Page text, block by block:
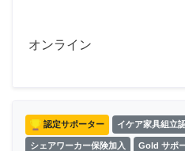
オンライン
認定サポーター イケア家具組立
シェアワーカー保険加入 Gold サポ